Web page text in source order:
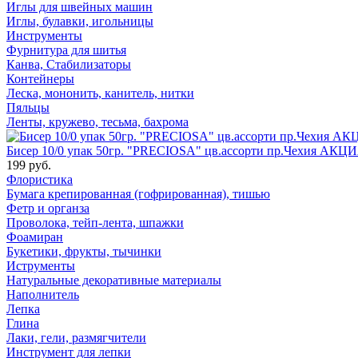
Иглы для швейных машин
Иглы, булавки, игольницы
Инструменты
Фурнитура для шитья
Канва, Стабилизаторы
Контейнеры
Леска, мононить, канитель, нитки
Пяльцы
Ленты, кружево, тесьма, бахрома
Бисер 10/0 упак 50гр. "PRECIOSA" цв.ассорти пр.Чехия
199 руб.
Флористика
Бумага крепированная (гофрированная), тишью
Фетр и органза
Проволока, тейп-лента, шпажки
Фоамиран
Букетики, фрукты, тычинки
Иструменты
Натуральные декоративные материалы
Наполнитель
Лепка
Глина
Лаки, гели, размягчители
Инструмент для лепки